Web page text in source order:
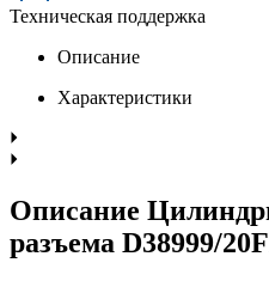
Техническая поддержка
Описание
Характеристики
Описание
разъема D38999/